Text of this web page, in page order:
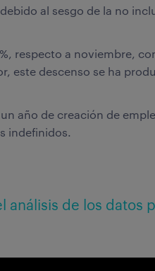
al sesgo de la no
respecto a noviembre,
este descenso se ha
año de creación de
indefinidos.
análisis de los datos